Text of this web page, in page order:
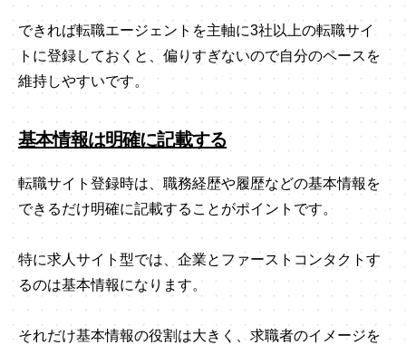
できれば転職エージェントを主軸に3社以上の転職サイ
トに登録しておくと、偏りすぎないので自分のペースを
維持しやすいです。
基本情報は明確に記載する
転職サイト登録時は、職務経歴や履歴などの基本情報を
できるだけ明確に記載することがポイントです。
特に求人サイト型では、企業とファーストコンタクトす
るのは基本情報になります。
それだけ基本情報の役割は大きく、求職者のイメージを